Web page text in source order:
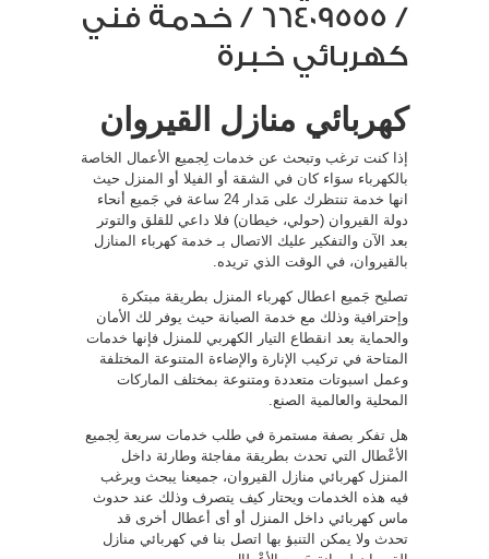
/ 66409555 / خدمة فني
كهربائي خبرة
كهربائي منازل القيروان
إذا كنت ترغب وتبحث عن خدمات لِجميع الأعمال الخاصة
بالكهرباء سوَاء كان في الشقة أو الفيلا أو المنزل حيث
انها خدمة تنتظرك على مَدار 24 ساعة في جَميع أنحاء
دولة القيروان (حولي، خيطان) فلا داعي للقلق والتوتر
بعد الآن والتفكير عليك الاتصال بـ خدمة كهرباء المنازل
بالقيروان، في الوقت الذي تريده.
تصليح جَميع اعطال كهرباء المنزل بطريقة مبتكرة
وإحترافية وذلك مع خدمة الصيانة حيث يوفر لك الأمان
والحماية بعد انقطاع التيار الكهربي للمنزل فإنها خدمات
المتاحة في تركيب الإنارة والإضاءة المتنوعة المختلفة
وعمل اسبوتات متعددة ومتنوعة بمختلف الماركات
المحلية والعالمية الصنع.
هل تفكر بصفة مستمرة في طلب خدمات سريعة لِجميع
الأعْطال التي تحدث بطريقة مفاجئة وطارئة داخل
المنزل كهربائي منازل القيروان، جميعنا يبحث ويرغب
فيه هذه الخدمات ويحتار كيف يتصرف وذلك عند حدوث
ماس كهربائي داخل المنزل أو أى أعطال أخرى قد
تحدث ولا يمكن التنبؤ بها اتصل بنا في كهربائي منازل